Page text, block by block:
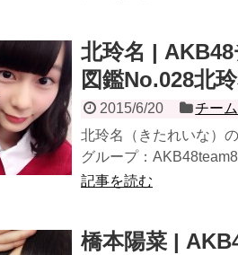
北玲名 |
図鑑No.028北玲
2015/6/20
チー
北玲名（きたれいな）
グループ：
記事を読む
橋本陽菜 |